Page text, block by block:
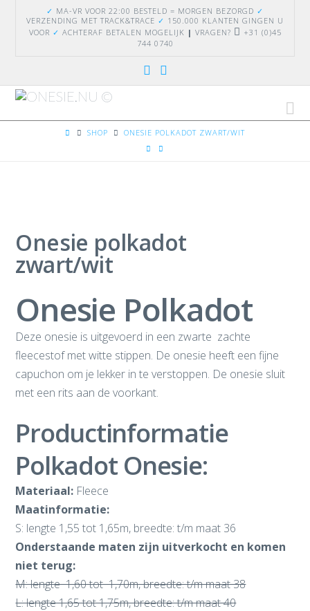
✓ MA-VR VOOR 22:00 BESTELD = MORGEN BEZORGD ✓
VERZENDING MET TRACK&TRACE ✓ 150.000 KLANTEN GINGEN U
VOOR ✓ ACHTERAF BETALEN MOGELIJK | VRAGEN?
+31 (0)45
744 0740
HOMESHOP ONESIE POLKADOT ZWART/WIT
Onesie polkadot
zwart/wit
Onesie Polkadot
Deze onesie is uitgevoerd in een zwarte zachte
fleecestof met witte stippen. De onesie heeft een fijne
capuchon om je lekker in te verstoppen. De onesie sluit
met een rits aan de voorkant.
Productinformatie
Polkadot Onesie:
Materiaal: Fleece
Maatinformatie:
S: lengte 1,55 tot 1,65m, breedte: t/m maat 36
Onderstaande maten zijn uitverkocht en komen
niet terug:
M: lengte 1,60 tot 1,70m, breedte: t/m maat 38
L: lengte 1,65 tot 1,75m, breedte: t/m maat 40